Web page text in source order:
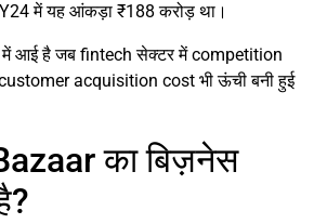
में यह आंकड़ा ₹188 करोड़ था।
आई है जब fintech सेक्टर में competition
acquisition cost भी ऊंची बनी हुई
का बिज़नेस